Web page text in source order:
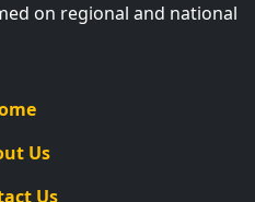
on regional and national
Us
Us